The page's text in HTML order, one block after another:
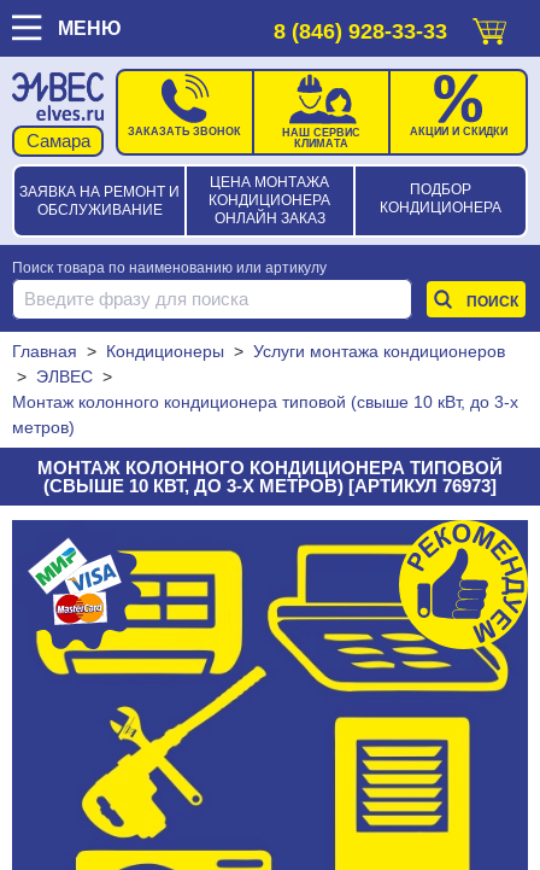
МЕНЮ 8 (846) 928-33-33
ЗАЯВКА НА РЕМОНТ И
ОБСЛУЖИВАНИЕ
ЦЕНА МОНТАЖА
КОНДИЦИОНЕРА
ОНЛАЙН ЗАКАЗ
ПОДБОР
КОНДИЦИОНЕРА
ЗАКАЗАТЬ ЗВОНОК
НАШ СЕРВИС
КЛИМАТА
АКЦИИ И СКИДКИ
Поиск товара по наименованию или артикулу
Главная > Кондиционеры > Услуги монтажа кондиционеров
> ЭЛВЕС >
Монтаж колонного кондиционера типовой (свыше 10 кВт, до 3-х
метров)
МОНТАЖ КОЛОННОГО КОНДИЦИОНЕРА ТИПОВОЙ
(СВЫШЕ 10 КВТ, ДО 3-Х МЕТРОВ) [АРТИКУЛ 76973]